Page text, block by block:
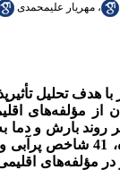
، مهریار علیمحمدی
تحلیل
از مؤلفه‌های
بارش و دما
در مؤلفه‌های